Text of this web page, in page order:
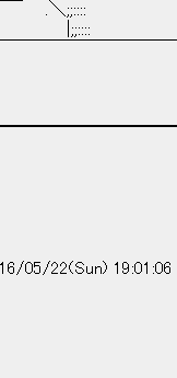
￣ .＼
05/22(Sun) 19:01:06